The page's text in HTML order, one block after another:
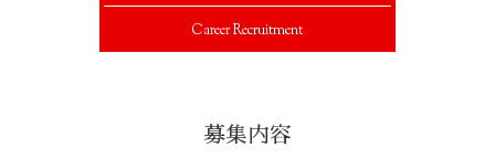
Career Recruitment
募集内容